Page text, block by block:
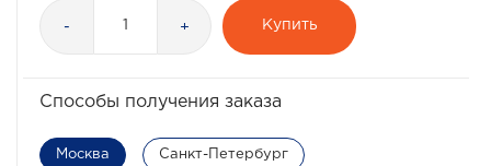
- + Купить
Способы получения заказа
Москва Санкт-Петербург